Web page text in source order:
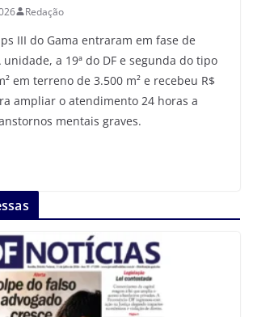
Redação
III do Gama entraram em fase de
a 19ª do DF e segunda do tipo
em terreno de 3.500 m² e recebeu R$
ampliar o atendimento 24 horas a
mentais graves.